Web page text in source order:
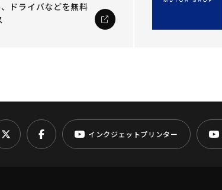
ドライバなどを無料
インクジェットプリンター